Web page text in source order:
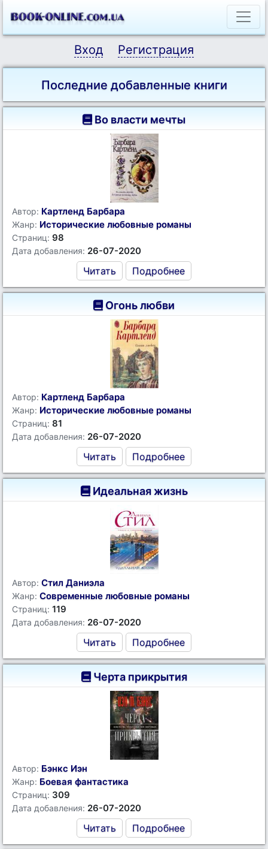
Вход Регистрация
Последние добавленные книги
Во власти мечты
Автор: Картленд Барбара
Жанр: Исторические любовные романы
Страниц: 98
Дата добавления: 26-07-2020
Читать Подробнее
Огонь любви
Автор: Картленд Барбара
Жанр: Исторические любовные романы
Страниц: 81
Дата добавления: 26-07-2020
Читать Подробнее
Идеальная жизнь
Автор: Стил Даниэла
Жанр: Современные любовные романы
Страниц: 119
Дата добавления: 26-07-2020
Читать Подробнее
Черта прикрытия
Автор: Бэнкс Иэн
Жанр: Боевая фантастика
Страниц: 309
Дата добавления: 26-07-2020
Читать Подробнее